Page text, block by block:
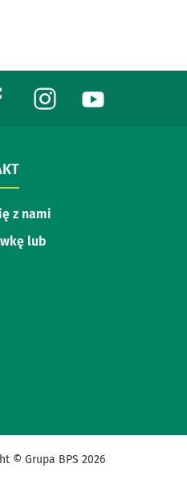
z nami
lub
© Grupa BPS 2026